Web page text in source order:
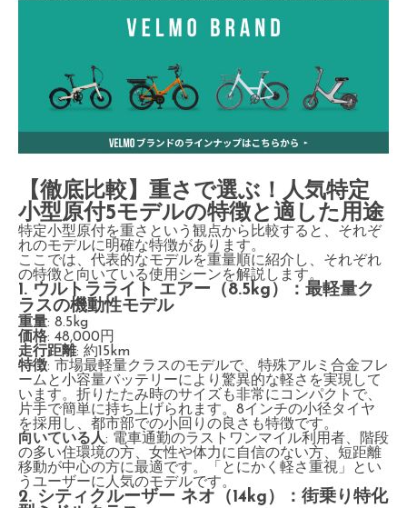
【徹底比較】重さで選ぶ！人気特定
小型原付5モデルの特徴と適した用途
特定小型原付を重さという観点から比較すると、それぞ
れのモデルに明確な特徴があります。
ここでは、代表的なモデルを重量順に紹介し、それぞれ
の特徴と向いている使用シーンを解説します。
1. ウルトラライト エアー（8.5kg）：最軽量ク
ラスの機動性モデル
重量: 8.5kg
価格: 48,000円
走行距離: 約15km
特徴: 市場最軽量クラスのモデルで、特殊アルミ合金フレ
ームと小容量バッテリーにより驚異的な軽さを実現して
います。折りたたみ時のサイズも非常にコンパクトで、
片手で簡単に持ち上げられます。8インチの小径タイヤ
を採用し、都市部での小回りの良さも特徴です。
向いている人: 電車通勤のラストワンマイル利用者、階段
の多い住環境の方、女性や体力に自信のない方、短距離
移動が中心の方に最適です。「とにかく軽さ重視」とい
うユーザーに人気のモデルです。
2. シティクルーザー ネオ（14kg）：街乗り特化